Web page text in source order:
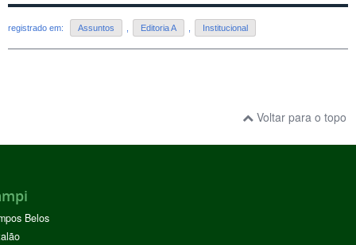
registrado em: Assuntos Editoria A Institucional
Voltar para o topo
Belos